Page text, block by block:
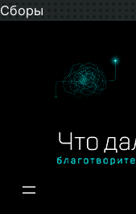
Сборы